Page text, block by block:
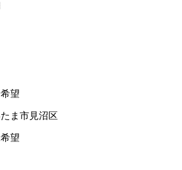
望
ま市見沼区
望